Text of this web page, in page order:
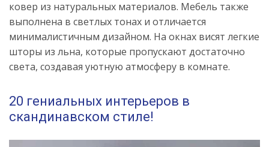
ковер из натуральных материалов. Мебель также
выполнена в светлых тонах и отличается
минималистичным дизайном. На окнах висят легкие
шторы из льна, которые пропускают достаточно
света, создавая уютную атмосферу в комнате.
20 гениальных интерьеров в
скандинавском стиле!